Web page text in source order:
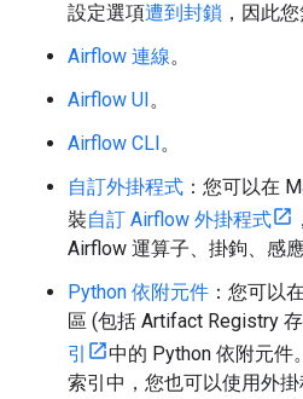
設定選項遭到封鎖 ，因此
Airflow 連線。
Airflow UI 。
Airflow CLI 。
自訂外掛程式 ：您可以在
裝自訂 Airflow 外掛程式
Airflow 運算子、掛鉤、感應
Python 依附元件 ：您可以
區 (包括 Artifact Registry
引
中的 Python 依附元件
索引中，您也可以使用外掛